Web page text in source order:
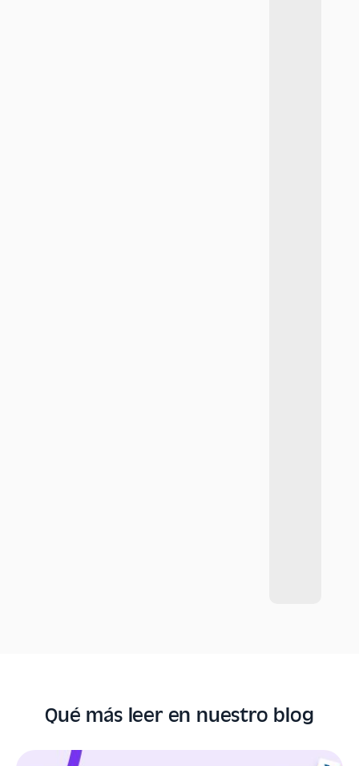
Qué más leer en nuestro blog